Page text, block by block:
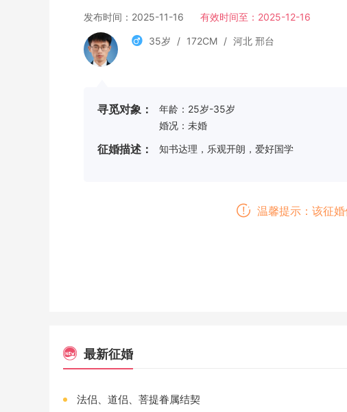
发布时间：2025-11-16 有效时间至：2025-12-16
35岁 / 172CM / 河北 邢台
寻觅对象： 年龄：25岁-35岁
婚况：未婚
征婚描述： 知书达理，乐观开朗，爱好国学
温馨提示：该征婚
最新征婚
法侣、道侣、菩提眷属结契